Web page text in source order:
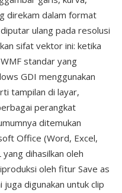
direkam dalam format
ulang pada resolusi
sifat vektor ini: ketika
standar yang
GDI menggunakan
tampilan di layar,
perangkat
ditemukan
Office (Word, Excel,
dihasilkan oleh
oleh fitur Save as
digunakan untuk clip